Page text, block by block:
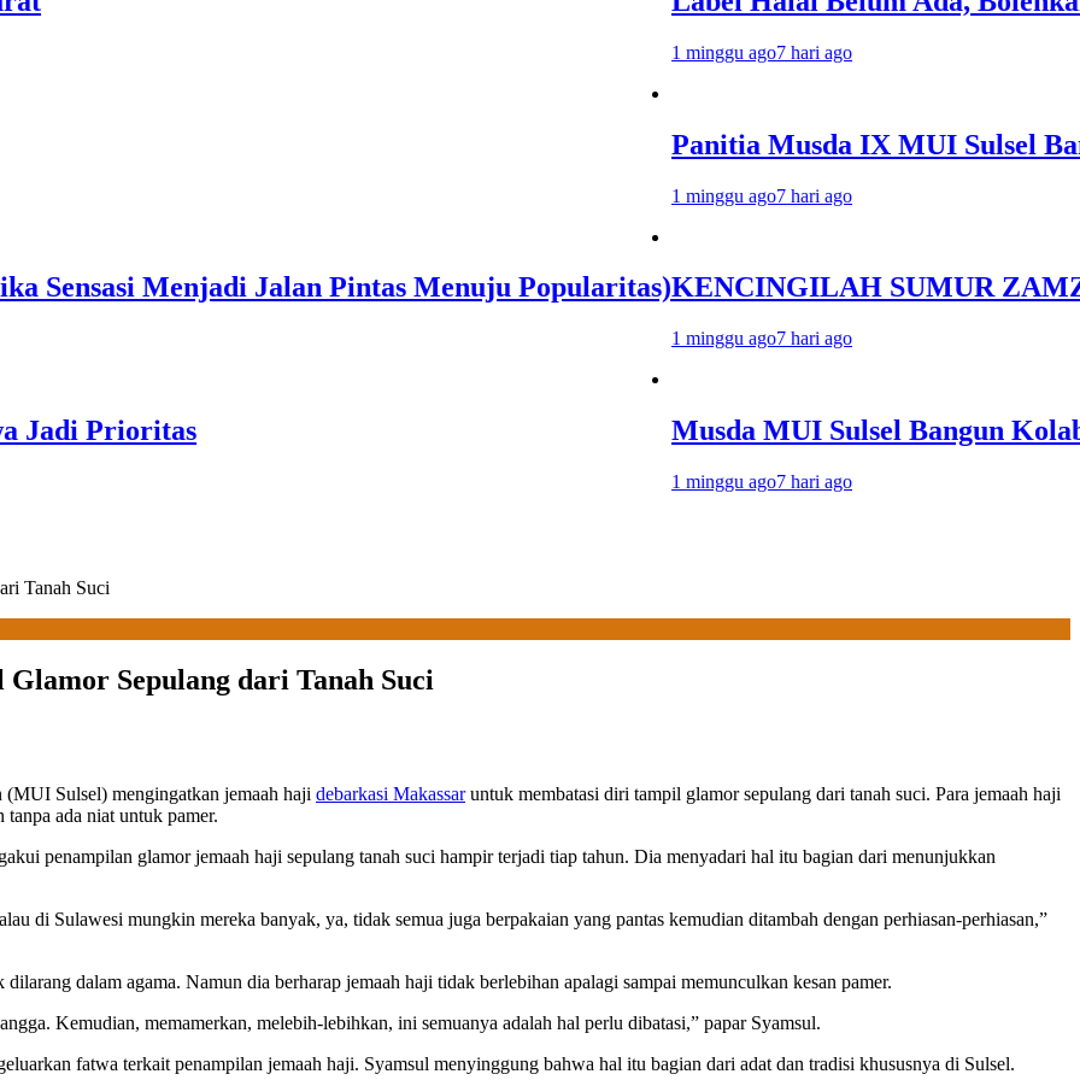
Menjadi Jalan Pintas Menuju Popularitas)
1 minggu ago7 hari ago
Panitia Musda IX MUI Sulsel Bangun
1 minggu ago7 hari ago
KENCINGILAH SUMUR ZAMZAM,
1 minggu ago7 hari ago
Musda MUI Sulsel Bangun Kolaborasi
1 minggu ago7 hari ago
Tanah Suci
Sepulang dari Tanah Suci
Sulsel) mengingatkan jemaah haji debarkasi Makassaruntuk membatasi diri tampil glamor sepulang dari tanah suci. Para jemaah haji
ada niat untuk pamer.
penampilan glamor jemaah haji sepulang tanah suci hampir terjadi tiap tahun. Dia menyadari hal itu bagian dari menunjukkan
di Sulawesi mungkin mereka banyak, ya, tidak semua juga berpakaian yang pantas kemudian ditambah dengan perhiasan-perhiasan,”
dalam agama. Namun dia berharap jemaah haji tidak berlebihan apalagi sampai memunculkan kesan pamer.
Kemudian, memamerkan, melebih-lebihkan, ini semuanya adalah hal perlu dibatasi,” papar Syamsul.
fatwa terkait penampilan jemaah haji. Syamsul menyinggung bahwa hal itu bagian dari adat dan tradisi khususnya di Sulsel.